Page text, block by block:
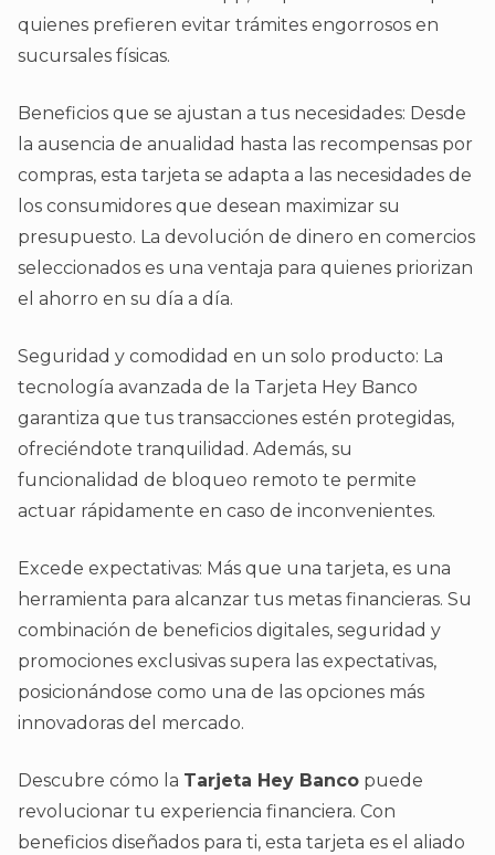
quienes prefieren evitar trámites engorrosos en
sucursales físicas.
Beneficios que se ajustan a tus necesidades: Desde
la ausencia de anualidad hasta las recompensas por
compras, esta tarjeta se adapta a las necesidades de
los consumidores que desean maximizar su
presupuesto. La devolución de dinero en comercios
seleccionados es una ventaja para quienes priorizan
el ahorro en su día a día.
Seguridad y comodidad en un solo producto: La
tecnología avanzada de la Tarjeta Hey Banco
garantiza que tus transacciones estén protegidas,
ofreciéndote tranquilidad. Además, su
funcionalidad de bloqueo remoto te permite
actuar rápidamente en caso de inconvenientes.
Excede expectativas: Más que una tarjeta, es una
herramienta para alcanzar tus metas financieras. Su
combinación de beneficios digitales, seguridad y
promociones exclusivas supera las expectativas,
posicionándose como una de las opciones más
innovadoras del mercado.
Descubre cómo la Tarjeta Hey Banco puede
revolucionar tu experiencia financiera. Con
beneficios diseñados para ti, esta tarjeta es el aliado